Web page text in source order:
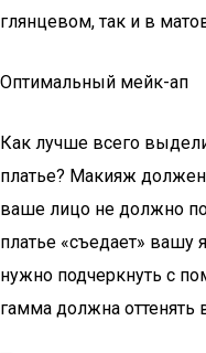
глянцевом, так и в
Оптимальный мейк-ап
Как лучше всего
платье? Макияж
ваше лицо не должно
платье «съедает» вашу
нужно подчеркнуть с
гамма должна